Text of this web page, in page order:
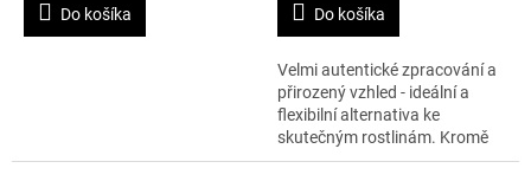
Do košíka Do košíka
Velmi autentické zpracování a
přirozený vzhled - ideální a
flexibilní alternativa ke
skutečným rostlinám. Kromě
toho je tato umělá rostlina